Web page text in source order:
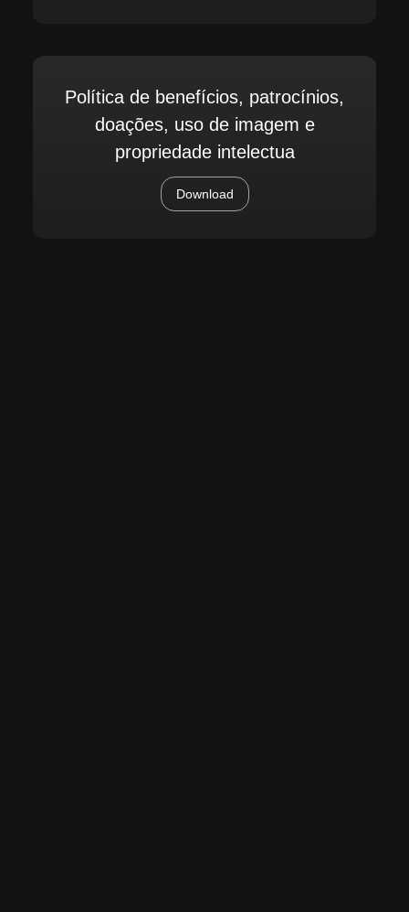
Política de benefícios, patrocínios,
doações, uso de imagem e
propriedade intelectua
Download